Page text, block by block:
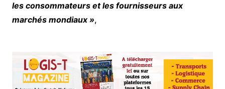
les consommateurs et les fournisseurs aux
marchés mondiaux »,